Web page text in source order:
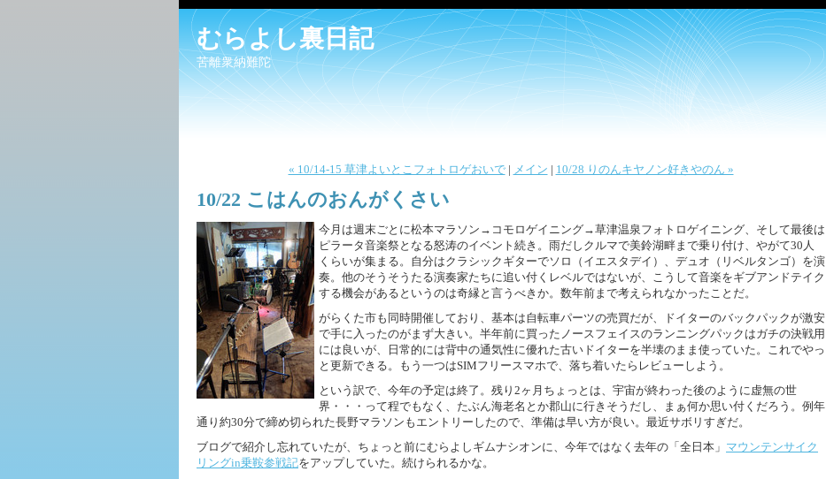
むらよし裏日記
苦離衆納難陀
« 10/14-15 草津よいとこフォトロゲおいで| メイン | 10/28 りのんキヤノン好きやのん »
10/22 こはんのおんがくさい
今月は週末ごとに松本マラソン→コモロゲイニング→草津温泉フォトロゲイニング、そして最後は
ピラータ音楽祭となる怒涛のイベント続き。雨だしクルマで美鈴湖畔まで乗り付け、やがて30人
くらいが集まる。自分はクラシックギターでソロ（イエスタデイ）、デュオ（リベルタンゴ）を演
奏。他のそうそうたる演奏家たちに追い付くレベルではないが、こうして音楽をギブアンドテイク
する機会があるというのは奇縁と言うべきか。数年前まで考えられなかったことだ。
がらくた市も同時開催しており、基本は自転車パーツの売買だが、ドイターのバックパックが激安
で手に入ったのがまず大きい。半年前に買ったノースフェイスのランニングパックはガチの決戦用
には良いが、日常的には背中の通気性に優れた古いドイターを半壊のまま使っていた。これでやっ
と更新できる。もう一つはSIMフリースマホで、落ち着いたらレビューしよう。
という訳で、今年の予定は終了。残り2ヶ月ちょっとは、宇宙が終わった後のように虚無の世
界・・・って程でもなく、たぶん海老名とか郡山に行きそうだし、まぁ何か思い付くだろう。例年
通り約30分で締め切られた長野マラソンもエントリーしたので、準備は早い方が良い。最近サボリすぎだ。
ブログで紹介し忘れていたが、ちょっと前にむらよしギムナシオンに、今年ではなく去年の「全日本」 マウンテンサイク
リングin乗鞍参戦記をアップしていた。続けられるかな。